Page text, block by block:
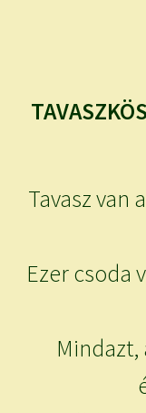
Tavasz van
Ezer csoda
Mindazt,